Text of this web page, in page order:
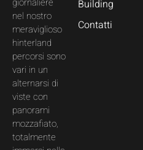
nel nostro
meraviglioso
hinterland
percorsi sono
vari in un
alternarsi di
viste con
panorami
mozzafiato,
totalmente
Building
Contatti